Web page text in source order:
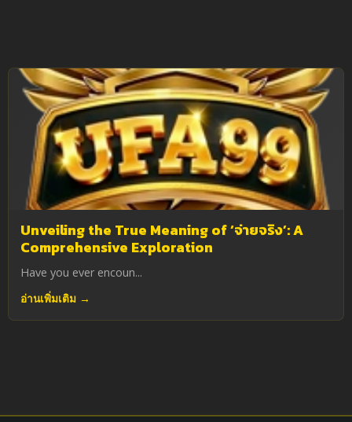
Unveiling the True Meaning of ‘จ่ายจริง’: A
Comprehensive Exploration
Have you ever encoun...
อ่านเพิ่มเติม →